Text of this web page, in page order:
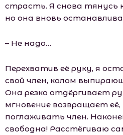
страсть. Я снова тянусь
но она вновь
– Не надо…
Перехватив её руку, я
свой член, колом
Она резко отдёргивает
мгновение возвращает
поглаживать член.
свободна! Расстёгиваю